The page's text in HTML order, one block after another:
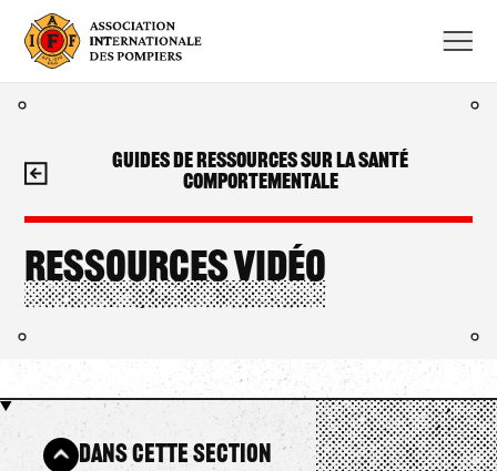
contenu
Ressources vidéo
Guides de ressources sur la santé
comportementale
Dans cette section